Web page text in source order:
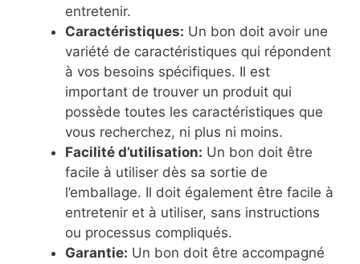
entretenir.
Caractéristiques: Un bon doit avoir une
variété de caractéristiques qui répondent
à vos besoins spécifiques. Il est
important de trouver un produit qui
possède toutes les caractéristiques que
vous recherchez, ni plus ni moins.
Facilité d’utilisation: Un bon doit être
facile à utiliser dès sa sortie de
l’emballage. Il doit également être facile à
entretenir et à utiliser, sans instructions
ou processus compliqués.
Garantie: Un bon doit être accompagné